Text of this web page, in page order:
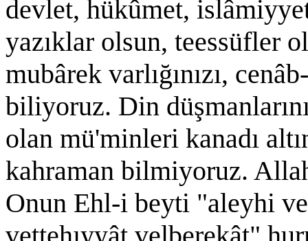
devlet, hükûmet,
yazıklar olsun, teessüfler
mubârek varlığınızı,
biliyoruz. Din
olan mü'minleri kanadı
kahraman bilmiyoruz.
Onun Ehl-i beyti "aleyhi